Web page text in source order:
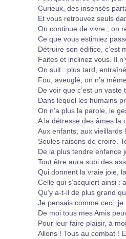
Curieux, des insensés
Et vous retrouvez seuls
On continue de vivre ; on
Ce que vous estimiez
Détruire son édifice, c’est
Faites et inclinez vous. Il
On suit : plus tard,
Fou, aveuglé, on n’a
De voir que c’est un vaste
Dans lequel les humains
On n’a plus la parole, le
A la détresse des âmes la
Aux enfants, aux vieillards
Seules raisons de croire.
De la plus tendre enfance
Tout être aura subi des
Qui donnent la vraie joie,
Celle qui s’acquiert ainsi :
Qu’y a-t-il de plus grand
Je pensais comme ceci, je
De moi tous mes Amis
Pour leur faire plaisir, à
Allons ! Tous au combat !